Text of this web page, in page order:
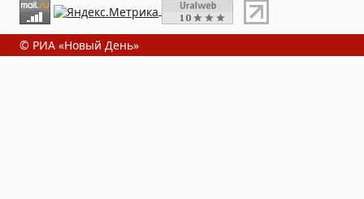
© РИА «Новый День»